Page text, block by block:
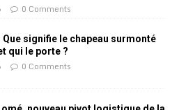
0 Comments
Que signifie le chapeau surmonté
qui le porte ?
0 Comments